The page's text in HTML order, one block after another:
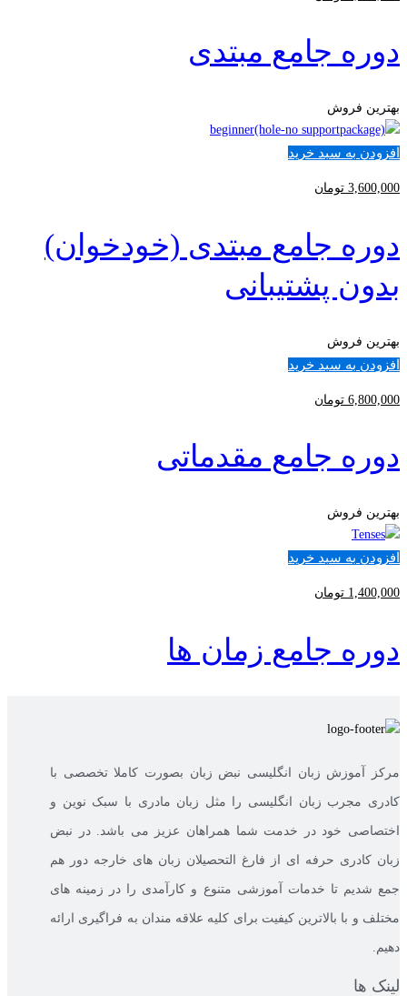
دوره جامع مبتدی
بهترین فروش
افزودن به سبد خرید
3,600,000 تومان
دوره جامع مبتدی (خودخوان)
بدون پشتیبانی
بهترین فروش
افزودن به سبد خرید
6,800,000 تومان
دوره جامع مقدماتی
بهترین فروش
افزودن به سبد خرید
1,400,000 تومان
دوره جامع زمان ها
مرکز آموزش زبان انگلیسی نبض زبان بصورت کاملا تخصصی با
کادری مجرب زبان انگلیسی را مثل زبان مادری با سبک نوین و
اختصاصی خود در خدمت شما همراهان عزیز می باشد. در نبض
زبان کادری حرفه ای از فارغ التحصیلان زبان های خارجه دور هم
جمع شدیم تا خدمات آموزشی متنوع و کارآمدی را در زمینه های
مختلف و با بالاترین کیفیت برای کلیه علاقه مندان به فراگیری ارائه
دهیم.
لینک ها